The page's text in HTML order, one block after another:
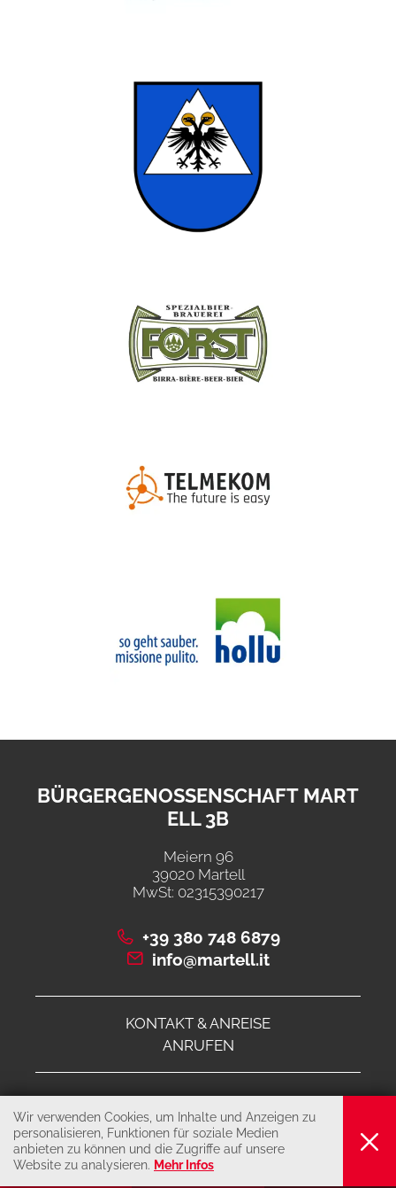
BÜRGERGENOSSENSCHAFT MART
ELL 3B
Meiern 96
39020 Martell
MwSt: 02315390217
+39 380 748 6879
info@martell.it
KONTAKT & ANREISE
ANRUFEN
IMPRESSUM
PRIVACY & COOKIES
Wir verwenden Cookies, um Inhalte und Anzeigen zu
personalisieren, Funktionen für soziale Medien
anbieten zu können und die Zugriffe auf unsere
Website zu analysieren. Mehr Infos